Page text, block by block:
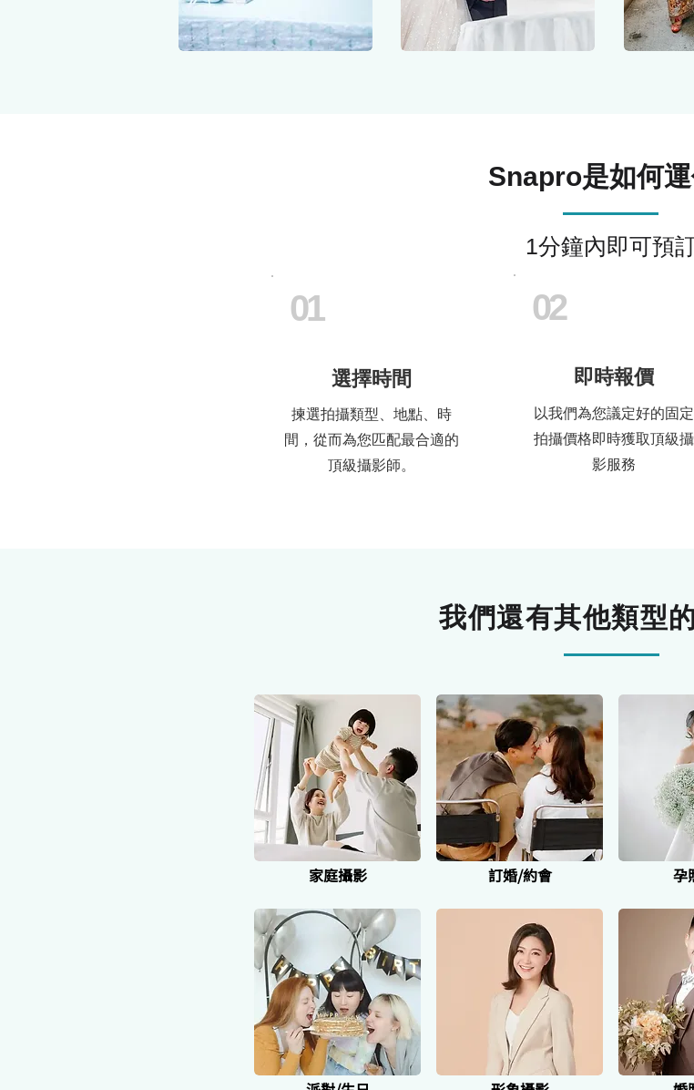
我們還有其他類型
家庭攝影 訂婚/約會 孕
Snapro​是如何
1分鐘內即可預
01
選擇時間
揀選拍攝類型、地點、時
間，從而為您匹配最合適的
頂級攝影師。
02
​即時報價
以我們為您議定好的固定
拍攝價格即時獲取頂級攝
影服務